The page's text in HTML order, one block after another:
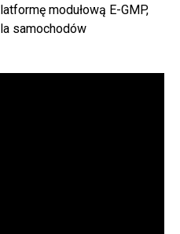
modułową E-GMP,
samochodów